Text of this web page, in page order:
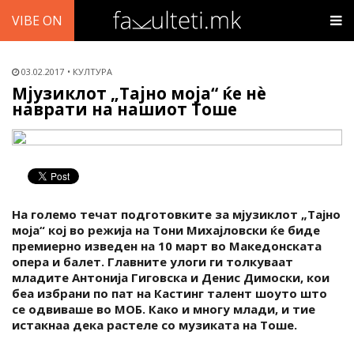
VIBE ON
03.02.2017 КУЛТУРА
Мјузиклот „Тајно моја“ ќе нѐ
наврати на нашиот Тоше
На големо течат подготовките за мјузиклот „Тајно
моја“ кој во режија на Тони Михајловски ќе биде
премиерно изведен на 10 март во Македонската
опера и балет. Главните улоги ги толкуваат
младите Антонија Гиговска и Денис Димоски, кои
беа избрани по пат на Кастинг талент шоуто што
се одвиваше во МОБ. Како и многу млади, и тие
истакнаа дека растеле со музиката на Тоше.